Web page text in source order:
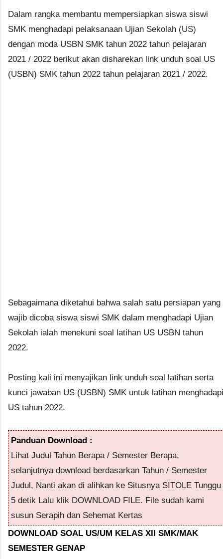
Dalam rangka membantu mempersiapkan siswa siswi
SMK menghadapi pelaksanaan Ujian Sekolah (US)
dengan moda USBN SMK tahun 2022 tahun pelajaran
2021 / 2022 berikut akan disharekan link unduh soal US
(USBN) SMK tahun 2022 tahun pelajaran 2021 / 2022.
Sebagaimana diketahui bahwa salah satu persiapan yang
wajib dicoba siswa siswi SMK dalam menghadapi Ujian
Sekolah ialah menekuni soal latihan US USBN tahun
2022.
Posting kali ini menyajikan link unduh soal latihan serta
kunci jawaban US (USBN) SMK untuk latihan menghadapi
US tahun 2022.
Panduan Download :
Lihat Judul Tahun Berapa / Semester Berapa,
selanjutnya download berdasarkan Tahun / Semester
Judul, Nanti akan di alihkan ke Situsnya SITOLE Tunggu
5 detik Lalu klik DOWNLOAD FILE. File sudah kami
susun Serapih dan Sehemat Kertas
DOWNLOAD SOAL US/UM KELAS XII SMK/MAK
SEMESTER GENAP